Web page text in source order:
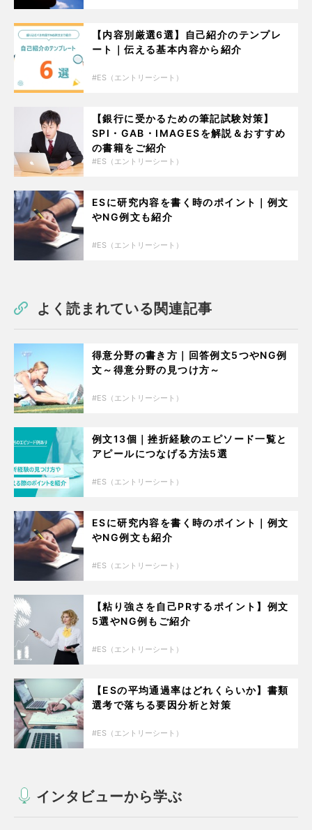
【内容別厳選6選】自己紹介のテンプレ
ート｜伝える基本内容から紹介
ES（エントリーシート）
【銀行に受かるための筆記試験対策】
SPI・GAB・IMAGESを解説＆おすすめ
の書籍をご紹介
ES（エントリーシート）
ESに研究内容を書く時のポイント｜例文
やNG例文も紹介
ES（エントリーシート）
よく読まれている関連記事
得意分野の書き方｜回答例文5つやNG例
文～得意分野の見つけ方～
ES（エントリーシート）
例文13個｜挫折経験のエピソード一覧と
アピールにつなげる方法5選
ES（エントリーシート）
ESに研究内容を書く時のポイント｜例文
やNG例文も紹介
ES（エントリーシート）
【粘り強さを自己PRするポイント】例文
5選やNG例もご紹介
ES（エントリーシート）
【ESの平均通過率はどれくらいか】書類
選考で落ちる要因分析と対策
ES（エントリーシート）
インタビューから学ぶ